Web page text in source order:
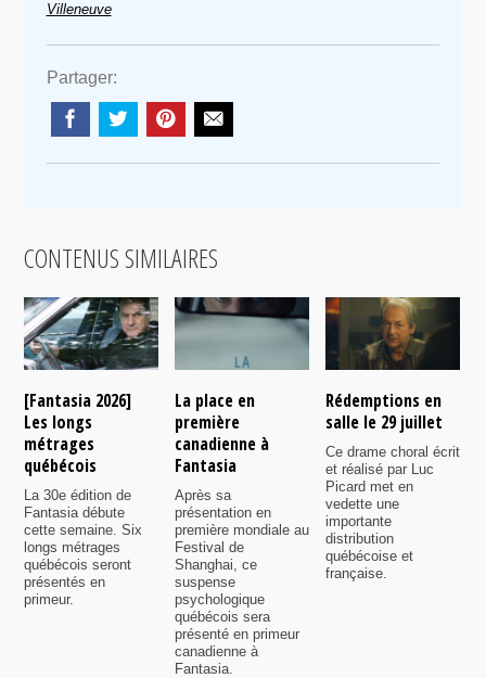
Villeneuve
Partager:
CONTENUS SIMILAIRES
[Fantasia 2026]
Les longs
métrages
québécois
La 30e édition de
Fantasia débute
cette semaine. Six
longs métrages
québécois seront
présentés en
primeur.
La place en
première
canadienne à
Fantasia
Après sa
présentation en
première mondiale au
Festival de
Shanghai, ce
suspense
psychologique
québécois sera
présenté en primeur
canadienne à
Fantasia.
Rédemptions en
salle le 29 juillet
Ce drame choral écrit
et réalisé par Luc
Picard met en
vedette une
importante
distribution
québécoise et
française.